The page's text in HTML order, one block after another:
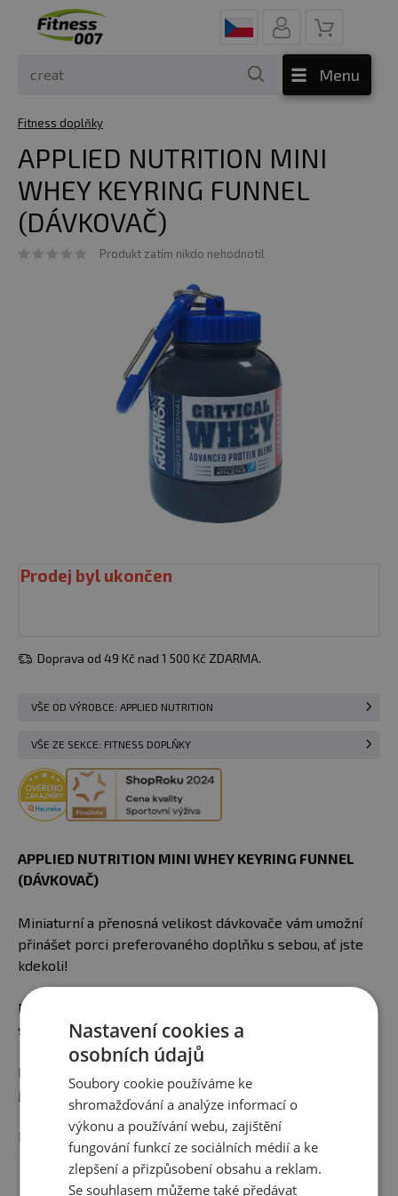
Menu
Fitness doplňky
APPLIED NUTRITION MINI
WHEY KEYRING FUNNEL
(DÁVKOVAČ)
Produkt zatím nikdo nehodnotil
Prodej byl ukončen
Doprava od 49 Kč nad 1 500 Kč ZDARMA.
VŠE OD VÝROBCE: APPLIED NUTRITION
VŠE ZE SEKCE: FITNESS DOPLŇKY
APPLIED NUTRITION MINI WHEY KEYRING FUNNEL
(DÁVKOVAČ)
Miniaturní a přenosná velikost dávkovače vám umožní
přinášet porci preferovaného doplňku s sebou, ať jste
kdekoli!
Dávkovač jednoduše naplňte zdola a poté trychtýřem
shora přesypte do libovolné lahve či šejkru.
Použijte karabinu k připevnění dávkovače na cokoli, jako
jsou klíče nebo fitness taška.
BPA FREE
Upozornění:Není vhodné do myčky nádobí!
Zobrazit celý popis
Nastavení cookies a
osobních údajů
Soubory cookie používáme ke
shromažďování a analýze informací o
výkonu a používání webu, zajištění
fungování funkcí ze sociálních médií a ke
zlepšení a přizpůsobení obsahu a reklam.
Se souhlasem můžeme také předávat